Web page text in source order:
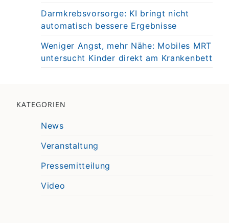
Darmkrebsvorsorge: KI bringt nicht
automatisch bessere Ergebnisse
Weniger Angst, mehr Nähe: Mobiles MRT
untersucht Kinder direkt am Krankenbett
KATEGORIEN
News
Veranstaltung
Pressemitteilung
Video